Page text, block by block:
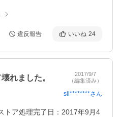
違反報告 いいね 24
れました。
2017/9/7
（編集済み）
sil********さん
トア処理完了日：2017年9月4